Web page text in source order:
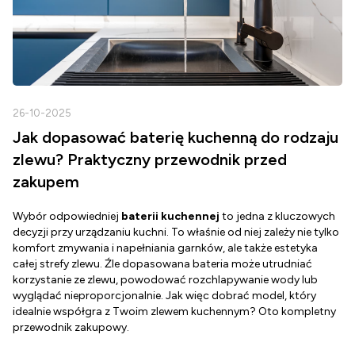
26-10-2025
Jak dopasować baterię kuchenną do rodzaju
zlewu? Praktyczny przewodnik przed
zakupem
Wybór odpowiedniej baterii kuchennej to jedna z kluczowych
decyzji przy urządzaniu kuchni. To właśnie od niej zależy nie tylko
komfort zmywania i napełniania garnków, ale także estetyka
całej strefy zlewu. Źle dopasowana bateria może utrudniać
korzystanie ze zlewu, powodować rozchlapywanie wody lub
wyglądać nieproporcjonalnie. Jak więc dobrać model, który
idealnie współgra z Twoim zlewem kuchennym? Oto kompletny
przewodnik zakupowy.